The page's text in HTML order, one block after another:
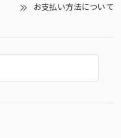
お支払い方法について